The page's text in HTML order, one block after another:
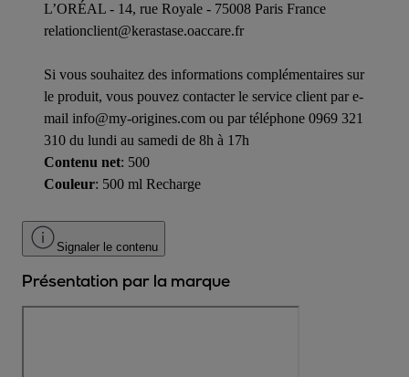
L’ORÉAL - 14, rue Royale - 75008 Paris France
relationclient@kerastase.oaccare.fr
Si vous souhaitez des informations complémentaires sur
le produit, vous pouvez contacter le service client par e-
mail info@my-origines.com ou par téléphone 0969 321
310 du lundi au samedi de 8h à 17h
Contenu net: 500
Couleur: 500 ml Recharge
Signaler le contenu
Présentation par la marque